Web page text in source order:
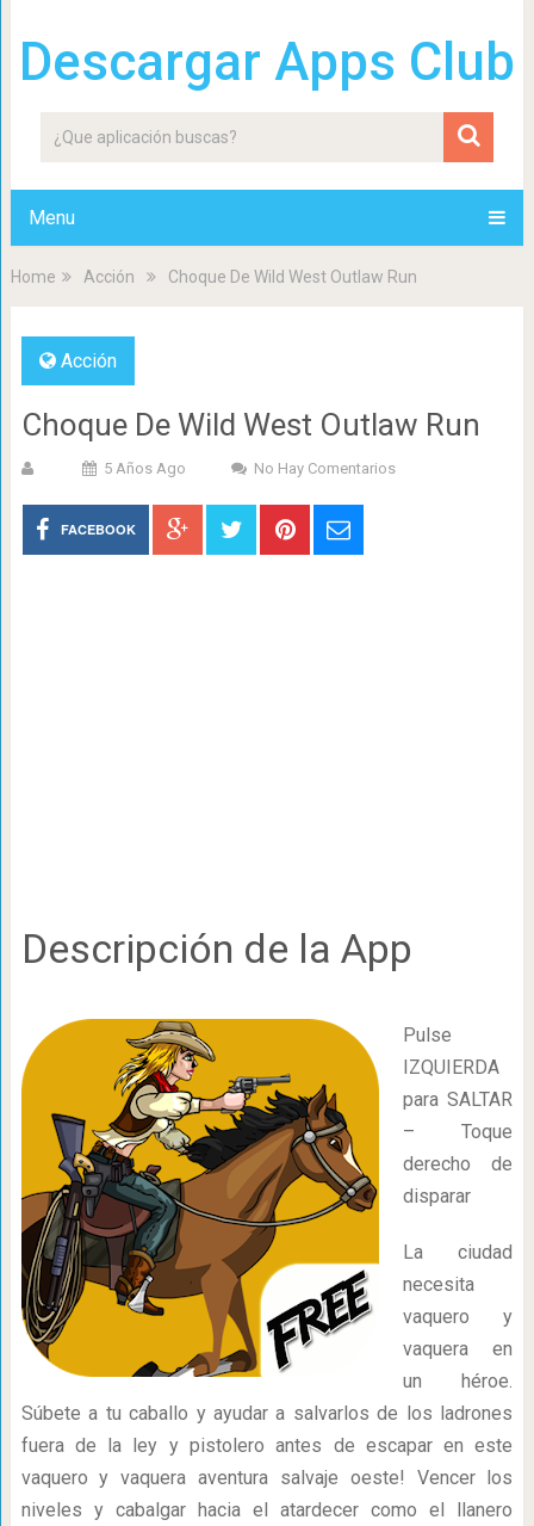
Descargar Apps Club
Menu
Home Acción Choque De Wild West Outlaw Run
Acción
Choque De Wild West Outlaw Run
5 Años Ago No Hay Comentarios
FACEBOOK
Descripción de la App
Pulse
IZQUIERDA
para SALTAR
– Toque
derecho de
disparar
La ciudad
necesita
vaquero y
vaquera en
un héroe.
Súbete a tu caballo y ayudar a salvarlos de los ladrones
fuera de la ley y pistolero antes de escapar en este
vaquero y vaquera aventura salvaje oeste! Vencer los
niveles y cabalgar hacia el atardecer como el llanero